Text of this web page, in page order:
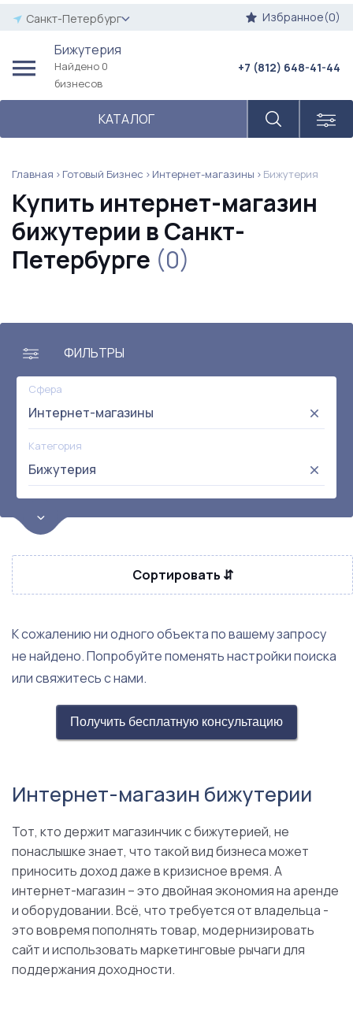
Санкт-Петербург Избранное(0)
Бижутерия
Найдено 0
бизнесов
КАТАЛОГ
+7 (812) 648-41-44
Главная Готовый Бизнес Интернет-магазины Бижутерия
Купить интернет-магазин
бижутерии в Санкт-
Петербурге (0)
ФИЛЬТРЫ
Сфера
Интернет-магазины
Категория
Бижутерия
Цена
от:
до:
Прибыль
Метро
Сортировать ⇵
К сожалению ни одного объекта по вашему запросу
не найдено. Попробуйте поменять настройки поиска
или свяжитесь с нами.
Получить бесплатную консультацию
Интернет-магазин бижутерии
Тот, кто держит магазинчик с бижутерией, не
понаслышке знает, что такой вид бизнеса может
приносить доход даже в кризисное время. А
интернет-магазин – это двойная экономия на аренде
и оборудовании. Всё, что требуется от владельца -
это вовремя пополнять товар, модернизировать
сайт и использовать маркетинговые рычаги для
поддержания доходности.